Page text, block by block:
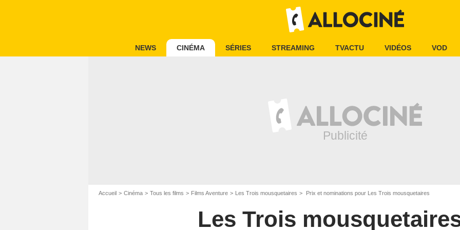
NEWS CINÉMA SÉRIES STREAMING TVACTU VIDÉOS VOD
Accueil Cinéma Tous les films Films Aventure Les Trois mousquetaires Prix et nominations pour Les Trois mousquetaires
Les Trois